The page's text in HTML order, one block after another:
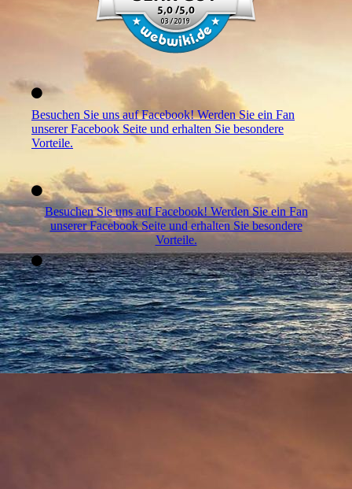
Besuchen Sie uns auf Facebook! Werden Sie ein Fan
unserer Facebook Seite und erhalten Sie besondere
Vorteile.
Besuchen Sie uns auf Facebook! Werden Sie ein Fan
unserer Facebook Seite und erhalten Sie besondere
Vorteile.